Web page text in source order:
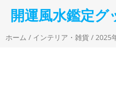
開運風水鑑定
ホーム / インテリア・雑貨 / 2025年（令